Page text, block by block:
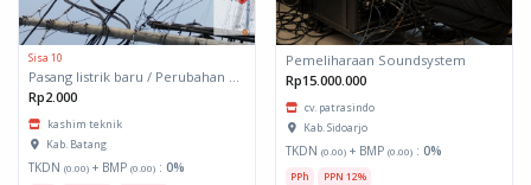
Sisa 10
Pasang listrik baru / Perubahan daya
Rp2.000
kashim teknik
Kab. Batang
TKDN (0.00) + BMP (0.00) : 0%
Pemeliharaan Soundsystem
Rp15.000.000
cv. patrasindo
Kab. Sidoarjo
TKDN (0.00) + BMP (0.00) : 0%
PPh PPN 12%